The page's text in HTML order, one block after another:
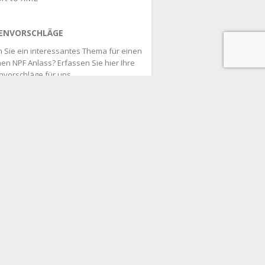
Sie ein interessantes Thema für einen
NPF Anlass? Erfassen Sie hier Ihre
für uns.